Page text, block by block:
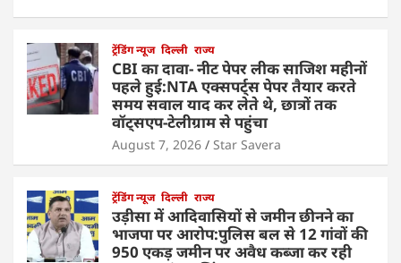
ट्रेंडिंग न्यूज दिल्ली राज्य
CBI का दावा- नीट पेपर लीक साजिश महीनों
पहले हुई:NTA एक्सपर्ट्स पेपर तैयार करते
समय सवाल याद कर लेते थे, छात्रों तक
वॉट्सएप-टेलीग्राम से पहुंचा
August 7, 2026 Star Savera
ट्रेंडिंग न्यूज दिल्ली राज्य
उड़ीसा में आदिवासियों से जमीन छीनने का
भाजपा पर आरोप:पुलिस बल से 12 गांवों की
950 एकड़ जमीन पर अवैध कब्जा कर रही